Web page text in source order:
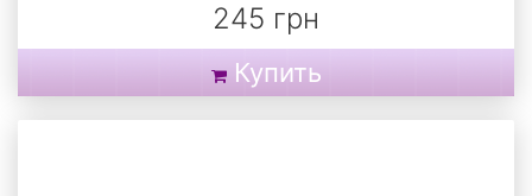
245 грн
Купить